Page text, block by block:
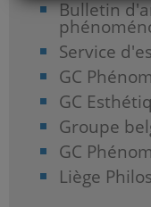
Bulletin
Service
GC
GC
Groupe
GC
Liège